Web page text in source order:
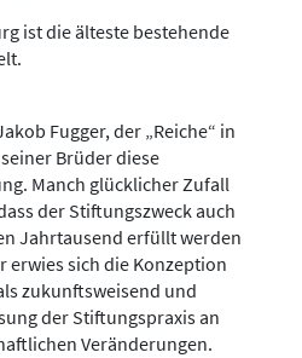
ist die älteste bestehende
Fugger, der „Reiche“ in
Brüder diese
Manch glücklicher Zufall
der Stiftungszweck auch
Jahrtausend erfüllt werden
erwies sich die Konzeption
zukunftsweisend und
der Stiftungspraxis an
Veränderungen.